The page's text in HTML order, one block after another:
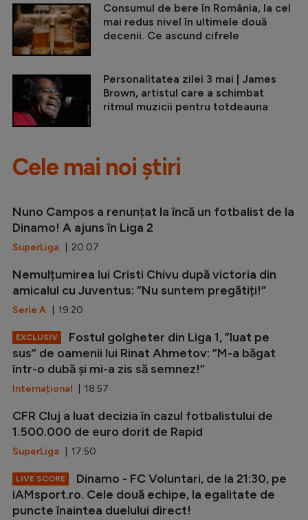
Consumul de bere în România, la cel
mai redus nivel în ultimele două
decenii. Ce ascund cifrele
Personalitatea zilei 3 mai | James
Brown, artistul care a schimbat
ritmul muzicii pentru totdeauna
Cele mai noi știri
Nuno Campos a renunțat la încă un fotbalist de la
Dinamo! A ajuns în Liga 2
SuperLiga | 20:07
Nemulțumirea lui Cristi Chivu după victoria din
amicalul cu Juventus: ”Nu suntem pregătiți!”
Serie A | 19:20
EXCLUSIV
Fostul golgheter din Liga 1, ”luat pe
sus” de oamenii lui Rinat Ahmetov: ”M-a băgat
într-o dubă și mi-a zis să semnez!”
Internațional | 18:57
CFR Cluj a luat decizia în cazul fotbalistului de
1.500.000 de euro dorit de Rapid
SuperLiga | 17:50
LIVE SCORE
Dinamo - FC Voluntari, de la 21:30, pe
iAMsport.ro. Cele două echipe, la egalitate de
puncte înaintea duelului direct!